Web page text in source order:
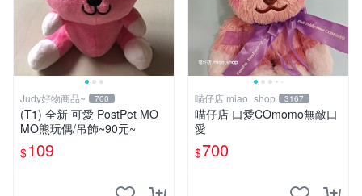
Judy好物商品~ 700
(T1) 全新 可愛 PostPet MO
MO熊玩偶/吊飾~90元~
$109
喵仔店 miao_shop 3167
喵仔店 口愛COmomo無敵口
愛
$700